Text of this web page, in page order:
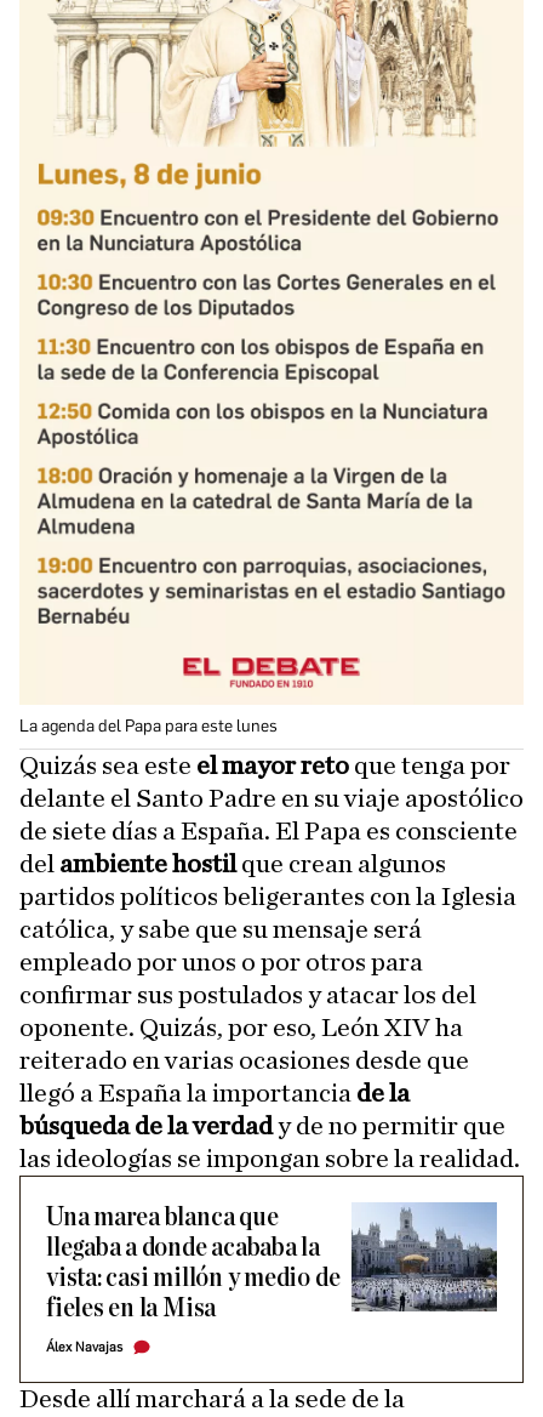
La agenda del Papa para este lunes
Quizás sea este el mayor reto que tenga por
delante el Santo Padre en su viaje apostólico
de siete días a España. El Papa es consciente
del ambiente hostilque crean algunos
partidos políticos beligerantes con la Iglesia
católica, y sabe que su mensaje será
empleado por unos o por otros para
confirmar sus postulados y atacar los del
oponente. Quizás, por eso, León XIV ha
reiterado en varias ocasiones desde que
llegó a España la importancia de la
búsqueda de la verdady de no permitir que
las ideologías se impongan sobre la realidad.
Una marea blanca que
llegaba a donde acababa la
vista: casi millón y medio de
fieles en la Misa
Álex Navajas
Desde allí marchará a la sede de la